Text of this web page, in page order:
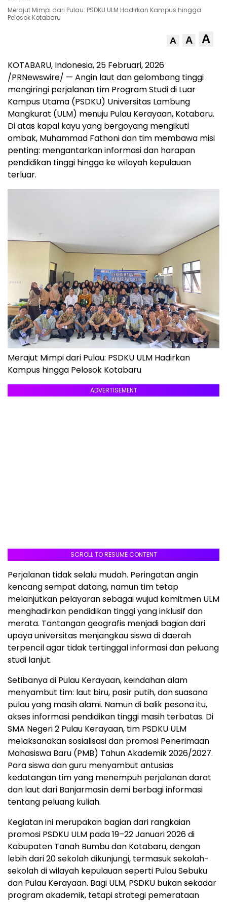
Merajut Mimpi dari Pulau: PSDKU ULM Hadirkan Kampus hingga
Pelosok Kotabaru
A A A
KOTABARU, Indonesia, 25 Februari, 2026
/PRNewswire/ — Angin laut dan gelombang tinggi
mengiringi perjalanan tim Program Studi di Luar
Kampus Utama (PSDKU) Universitas Lambung
Mangkurat (ULM) menuju Pulau Kerayaan, Kotabaru.
Di atas kapal kayu yang bergoyang mengikuti
ombak, Muhammad Fathoni dan tim membawa misi
penting: mengantarkan informasi dan harapan
pendidikan tinggi hingga ke wilayah kepulauan
terluar.
Merajut Mimpi dari Pulau: PSDKU ULM Hadirkan
Kampus hingga Pelosok Kotabaru
ADVERTISEMENT
SCROLL TO RESUME CONTENT
Perjalanan tidak selalu mudah. Peringatan angin
kencang sempat datang, namun tim tetap
melanjutkan pelayaran sebagai wujud komitmen ULM
menghadirkan pendidikan tinggi yang inklusif dan
merata. Tantangan geografis menjadi bagian dari
upaya universitas menjangkau siswa di daerah
terpencil agar tidak tertinggal informasi dan peluang
studi lanjut.
Setibanya di Pulau Kerayaan, keindahan alam
menyambut tim: laut biru, pasir putih, dan suasana
pulau yang masih alami. Namun di balik pesona itu,
akses informasi pendidikan tinggi masih terbatas. Di
SMA Negeri 2 Pulau Kerayaan, tim PSDKU ULM
melaksanakan sosialisasi dan promosi Penerimaan
Mahasiswa Baru (PMB) Tahun Akademik 2026/2027.
Para siswa dan guru menyambut antusias
kedatangan tim yang menempuh perjalanan darat
dan laut dari Banjarmasin demi berbagi informasi
tentang peluang kuliah.
Kegiatan ini merupakan bagian dari rangkaian
promosi PSDKU ULM pada 19–22 Januari 2026 di
Kabupaten Tanah Bumbu dan Kotabaru, dengan
lebih dari 20 sekolah dikunjungi, termasuk sekolah-
sekolah di wilayah kepulauan seperti Pulau Sebuku
dan Pulau Kerayaan. Bagi ULM, PSDKU bukan sekadar
program akademik, tetapi strategi pemerataan